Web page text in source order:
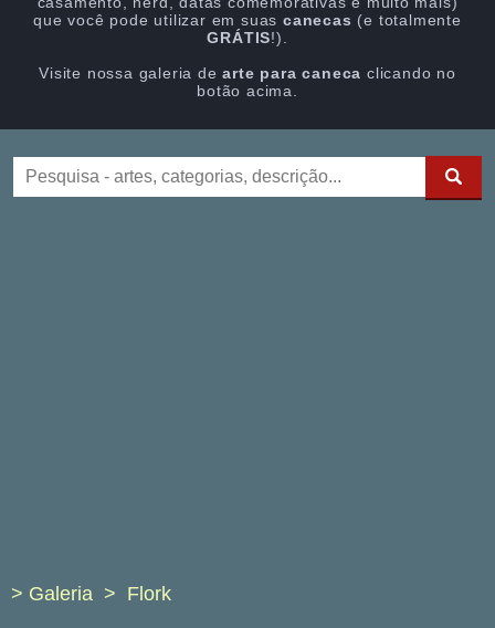
que você pode utilizar em suas canecas (e totalmente
GRÁTIS!).
Visite nossa galeria dearte para caneca clicando no
botão acima.
> Galeria Flork